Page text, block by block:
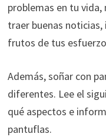
problemas en tu
traer buenas
frutos de tus
Además, soñar con
diferentes. Lee el
qué aspectos e
pantuflas.